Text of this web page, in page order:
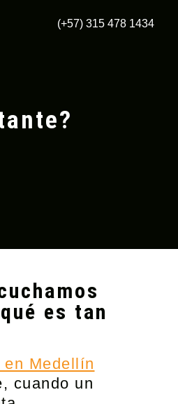
(+57) 315 478 1434
es tan
Medellín
cuando un